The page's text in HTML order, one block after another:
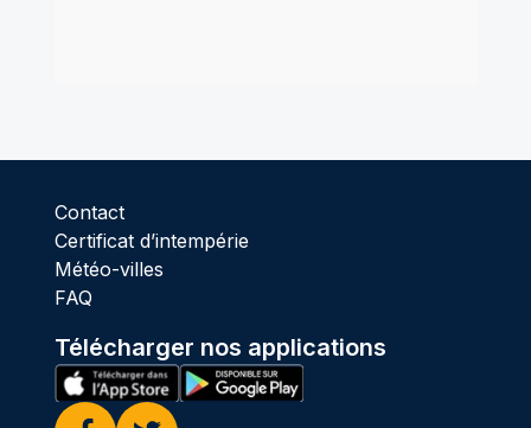
Contact
Certificat d’intempérie
Météo-villes
FAQ
Télécharger nos applications